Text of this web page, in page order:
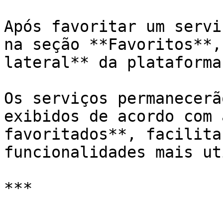
Após favoritar um
na seção
lateral** da
Os serviços
exibidos de acordo com
favoritados**,
funcionalidades mais
***